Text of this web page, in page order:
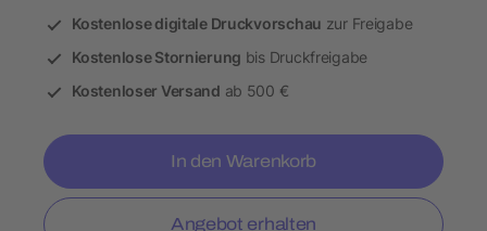
Kostenlose digitale Druckvorschau zur Freigabe
Kostenlose Stornierung bis Druckfreigabe
Kostenloser Versand ab 500 €
In den Warenkorb
Angebot erhalten